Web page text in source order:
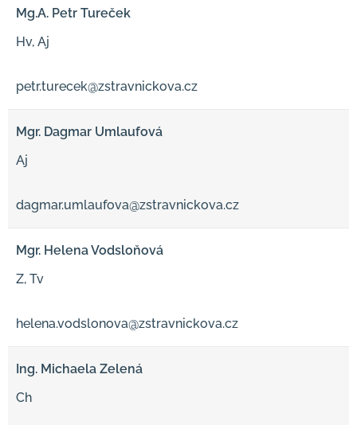
Mg.A. Petr Tureček
Hv, Aj
petr.turecek@zstravnickova.cz
Mgr. Dagmar Umlaufová
Aj
dagmar.umlaufova@zstravnickova.cz
Mgr. Helena Vodsloňová
Z, Tv
helena.vodslonova@zstravnickova.cz
Ing. Michaela Zelená
Ch